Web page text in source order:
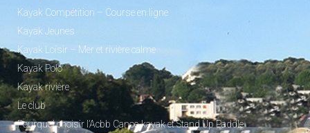
Kayak Compétition – Course en ligne
Kayak Jeunes
Kayak Loisir – Mer et rivière calme
Kayak Polo
Kayak rivière
Le club
Pourquoi choisir l’Acbb Canoe-kayak et Stand Up Paddle